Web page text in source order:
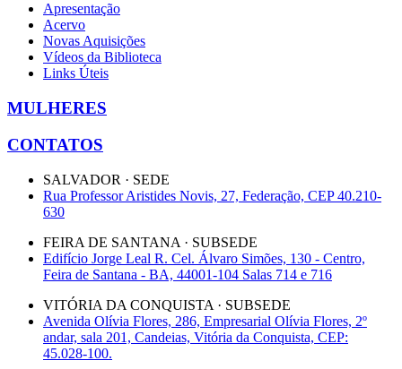
Apresentação
Acervo
Novas Aquisições
Vídeos da Biblioteca
Links Úteis
MULHERES
CONTATOS
SALVADOR · SEDE
Rua Professor Aristides Novis, 27, Federação, CEP 40.210-
630
FEIRA DE SANTANA · SUBSEDE
Edifício Jorge Leal R. Cel. Álvaro Simões, 130 - Centro,
Feira de Santana - BA, 44001-104 Salas 714 e 716
VITÓRIA DA CONQUISTA · SUBSEDE
Avenida Olívia Flores, 286, Empresarial Olívia Flores, 2º
andar, sala 201, Candeias, Vitória da Conquista, CEP:
45.028-100.